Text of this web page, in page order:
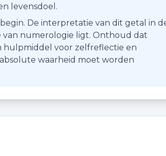
levensdoel.
De interpretatie van dit getal in
van numerologie ligt. Onthoud dat
hulpmiddel voor zelfreflectie en
waarheid moet worden